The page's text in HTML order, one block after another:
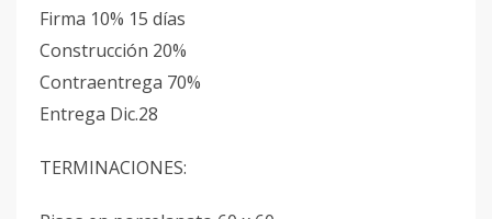
Firma 10% 15 días
Construcción 20%
Contraentrega 70%
Entrega Dic.28
TERMINACIONES: